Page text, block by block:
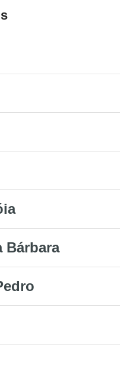
Bárbara